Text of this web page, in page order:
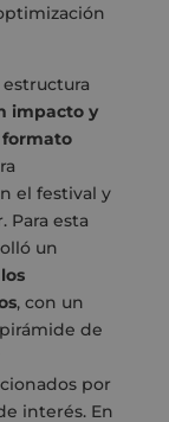
impacto y
el festival y
Para esta
un
, con un
de
por
interés. En